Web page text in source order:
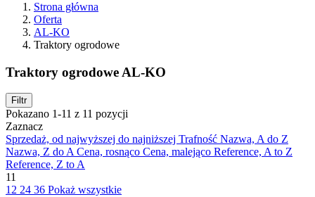
Strona główna
Oferta
AL-KO
Traktory ogrodowe
Traktory ogrodowe AL-KO
Filtr
Pokazano 1-11 z 11 pozycji
Zaznacz
Sprzedaż, od najwyższej do najniższej Trafność Nazwa, A do Z
Nazwa, Z do ACena, rosnąco Cena, malejąco Reference, A to Z
Reference, Z to A
11
12 24 36 Pokaż wszystkie